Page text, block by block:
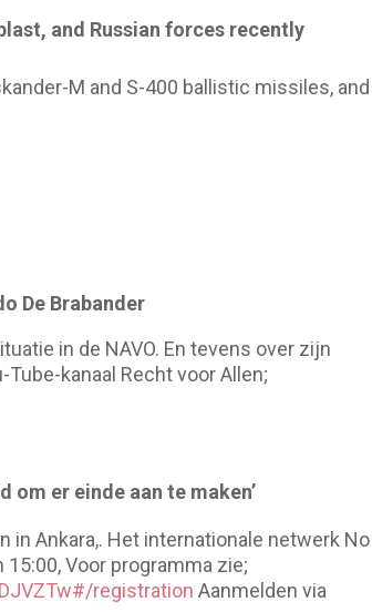
and Russian forces recently
M and S-400 ballistic missiles, and
De Brabander
in de NAVO. En tevens over zijn
Tube-kanaal Recht voor Allen;
om er einde aan te maken’
in Ankara,. Het internationale netwerk No
Voor programma zie;
registration Aanmelden via